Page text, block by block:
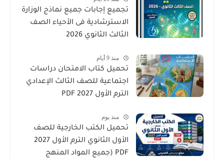
تجميع إجابات جميع نماذج الوزارة
الاسترشادية فى الأحياء الصف
الثالث الثانوي 2026
منذ 9 أيام
تحميل كتاب الامتحان دراسات
اجتماعية للصف الثالث الإعدادي
الترم الأول 2027 PDF
منذ يوم
تحميل الكتب الخارجية للصف
الأول الثانوي الترم الأول 2027
PDF (جميع المواد المنهج